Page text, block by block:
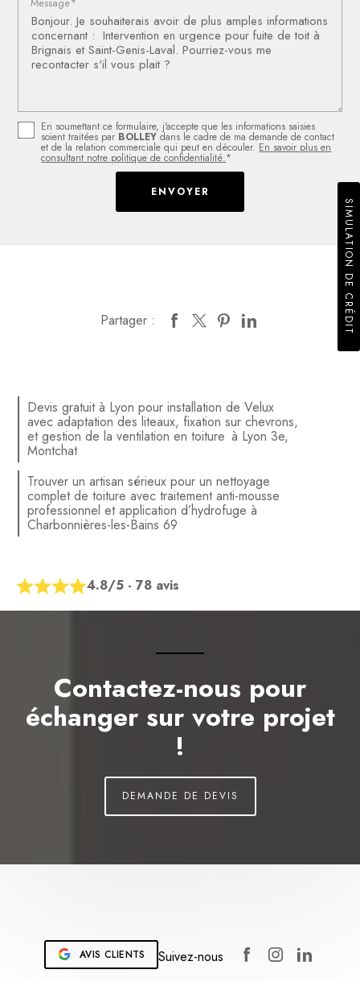
En soumettant ce formulaire, j'accepte que les informations saisies
soient traitées par BOLLEY dans le cadre de ma demande de contact
et de la relation commerciale qui peut en découler. En savoir plus en
consultant notre politique de confidentialité.*
Partager :
Devis gratuit à Lyon pour installation de Velux
avec adaptation des liteaux, fixation sur chevrons,
et gestion de la ventilation en toiture à Lyon 3e,
Montchat
Trouver un artisan sérieux pour un nettoyage
complet de toiture avec traitement anti-mousse
professionnel et application d’hydrofuge à
Charbonnières-les-Bains 69
4.8/5 - 78 avis
Contactez-nous pour
échanger sur votre projet
!
DEMANDE DE DEVIS
S
I
M
U
L
A
T
I
O
N
D
E
C
R
É
D
I
T
AVIS CLIENTS Suivez-nous